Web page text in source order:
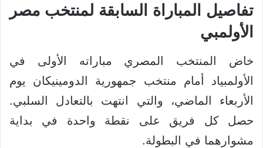
تفاصيل المباراة السابقة لمنتخب مصر
الأولمبي
خاض المنتخب المصري مباراته الأولى في
الأولمبياد أمام منتخب جمهورية الدومينيكان يوم
الأربعاء الماضي، والتي انتهت بالتعادل السلبي.
حصل كل فريق على نقطة واحدة في بداية
مشوارهما في البطولة.